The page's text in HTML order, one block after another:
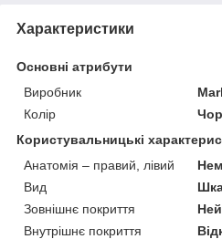
Характеристики
Основні атрибути
Виробник
Колір
Користувальницькі
Анатомія – правий, лівий
Вид
Зовнішнє покриття
Внутрішнє покриття